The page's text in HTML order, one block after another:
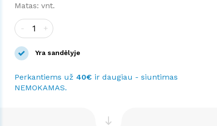
Matas: vnt.
- +
Yra sandėlyje
Perkantiems už 40€ ir daugiau - siuntimas
NEMOKAMAS.